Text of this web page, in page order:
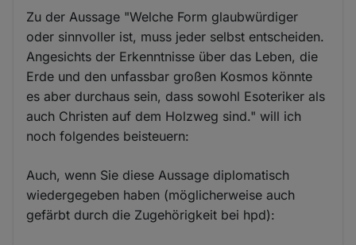
Zu der Aussage "Welche Form glaubwürdiger
oder sinnvoller ist, muss jeder selbst entscheiden.
Angesichts der Erkenntnisse über das Leben, die
Erde und den unfassbar großen Kosmos könnte
es aber durchaus sein, dass sowohl Esoteriker als
auch Christen auf dem Holzweg sind." will ich
noch folgendes beisteuern:
Auch, wenn Sie diese Aussage diplomatisch
wiedergegeben haben (möglicherweise auch
gefärbt durch die Zugehörigkeit bei hpd):